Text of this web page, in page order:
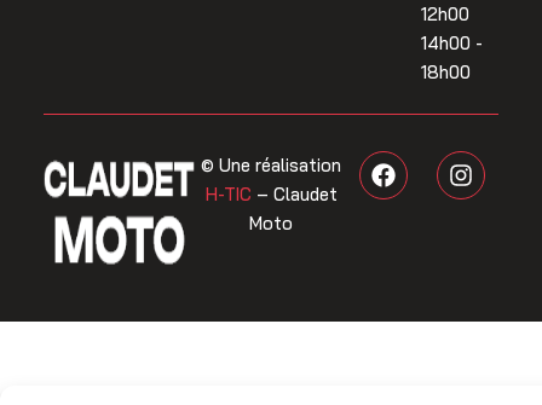
12h00
14h00 -
18h00
© Une réalisation
H-TIC – Claudet
Moto
F
a
c
k
I
n
s
a